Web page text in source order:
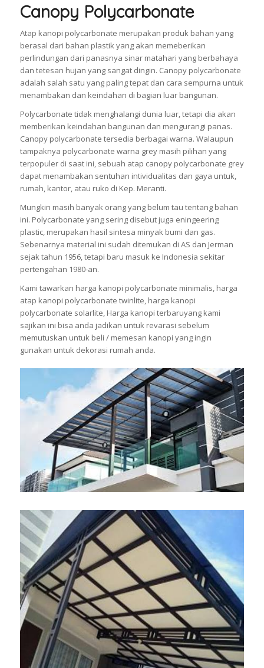
Canopy Polycarbonate
Atap kanopi polycarbonate merupakan produk bahan yang
berasal dari bahan plastik yang akan memeberikan
perlindungan dari panasnya sinar matahari yang berbahaya
dan tetesan hujan yang sangat dingin. Canopy polycarbonate
adalah salah satu yang paling tepat dan cara sempurna untuk
menambakan dan keindahan di bagian luar bangunan.
Polycarbonate tidak menghalangi dunia luar, tetapi dia akan
memberikan keindahan bangunan dan mengurangi panas.
Canopy polycarbonate tersedia berbagai warna. Walaupun
tampaknya polycarbonate warna grey masih pilihan yang
terpopuler di saat ini, sebuah atap canopy polycarbonate grey
dapat menambakan sentuhan intividualitas dan gaya untuk,
rumah, kantor, atau ruko di Kep. Meranti.
Mungkin masih banyak orang yang belum tau tentang bahan
ini. Polycarbonate yang sering disebut juga eningeering
plastic, merupakan hasil sintesa minyak bumi dan gas.
Sebenarnya material ini sudah ditemukan di AS dan Jerman
sejak tahun 1956, tetapi baru masuk ke Indonesia sekitar
pertengahan 1980-an.
Kami tawarkan harga kanopi polycarbonate minimalis, harga
atap kanopi polycarbonate twinlite, harga kanopi
polycarbonate solarlite, Harga kanopi terbaruyang kami
sajikan ini bisa anda jadikan untuk revarasi sebelum
memutuskan untuk beli / memesan kanopi yang ingin
gunakan untuk dekorasi rumah anda.